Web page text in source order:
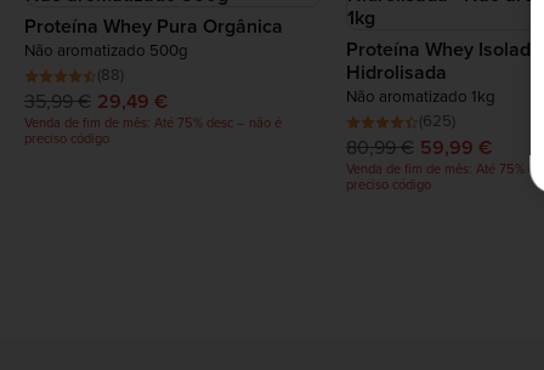
Proteína Whey Pura Orgânica
Não aromatizado 500g
(88)
35,99 € 29,49 €
Venda de fim de mês: Até 75% desc – não é
preciso código
Proteína Whey Isolada
Hidrolisada
Não aromatizado 1kg
(625)
80,99 € 59,99 €
Venda de fim de mês: Até 75%
preciso código